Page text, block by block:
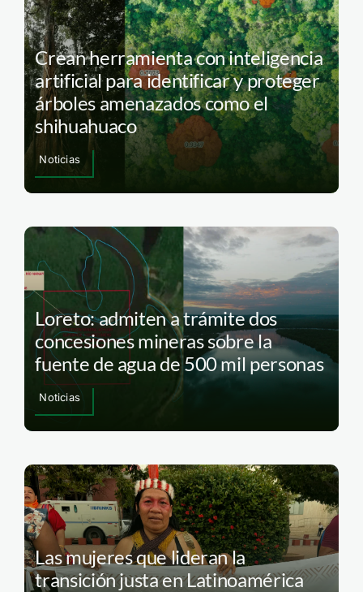
Crean herramienta con inteligencia
artificial para identificar y proteger
árboles amenazados como el
shihuahuaco
Noticias
Loreto: admiten a trámite dos
concesiones mineras sobre la
fuente de agua de 500 mil personas
Noticias
Las mujeres que lideran la
transición justa en Latinoamérica